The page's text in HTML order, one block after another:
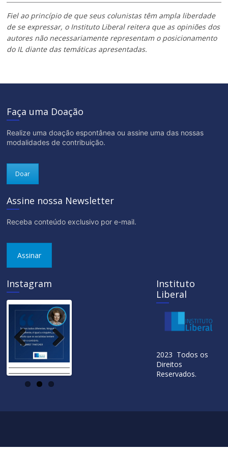
Fiel ao princípio de que seus colunistas têm ampla liberdade
de se expressar, o Instituto Liberal reitera que as opiniões dos
autores não necessariamente representam o posicionamento
do IL diante das temáticas apresentadas.
Faça uma Doação
Realize uma doação espontânea ou assine uma das nossas
modalidades de contribuição.
Doar
Assine nossa Newsletter
Receba conteúdo exclusivo por e-mail.
Assinar
Instagram
ous
Instituto
Liberal
2023 Todos os
Direitos
Reservados.